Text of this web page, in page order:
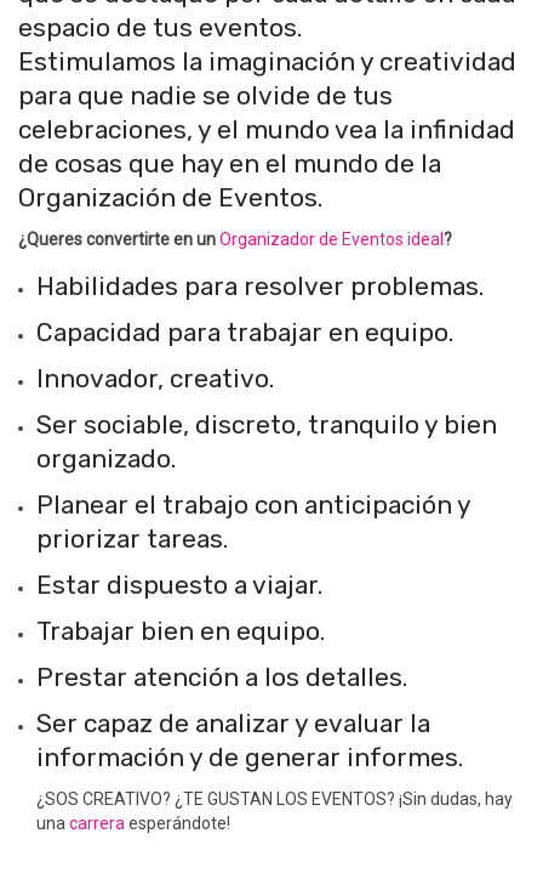
espacio de tus eventos.
Estimulamos la imaginación y creatividad
para que nadie se olvide de tus
celebraciones, y el mundo vea la infinidad
de cosas que hay en el mundo de la
Organización de Eventos.
¿Queres convertirte en unOrganizador de Eventos ideal ?
Habilidades para resolver problemas.
Capacidad para trabajar en equipo.
Innovador, creativo.
Ser sociable, discreto, tranquilo y bien
organizado.
Planear el trabajo con anticipación y
priorizar tareas.
Estar dispuesto a viajar.
Trabajar bien en equipo.
Prestar atención a los detalles.
Ser capaz de analizar y evaluar la
información y de generar informes.
¿SOS CREATIVO? ¿TE GUSTAN LOS EVENTOS? ¡Sin dudas, hay
una carrera esperándote!